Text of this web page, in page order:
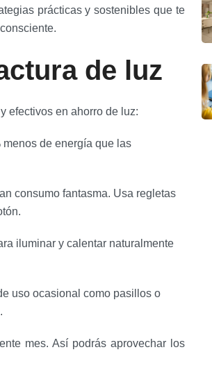
prácticas y sostenibles que te
de luz
efectivos en ahorro de luz:
de energía que las
consumo fantasma. Usa regletas
iluminar y calentar naturalmente
uso ocasional como pasillos o
mes. Así podrás aprovechar los